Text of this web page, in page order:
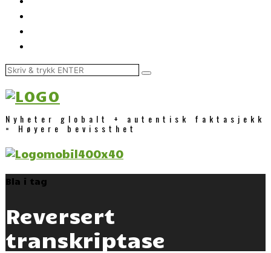
Nyheter globalt + autentisk faktasjekk
= Høyere bevissthet
Bla i tag
Reversert
transkriptase